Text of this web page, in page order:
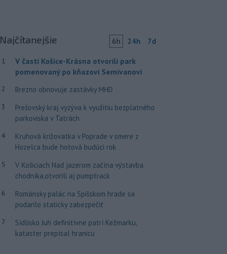
Najčítanejšie 6h 24h 7d
1
V časti Košice-Krásna otvorili park
pomenovaný po kňazovi Semivanovi
2 Brezno obnovuje zastávky MHD
3
Prešovský kraj vyzýva k využitiu bezplatného
parkoviska v Tatrách
4
Kruhová križovatka v Poprade v smere z
Hozelca bude hotová budúci rok
5
V Košiciach Nad jazerom začína výstavba
chodníka,otvorili aj pumptrack
6
Románsky palác na Spišskom hrade sa
podarilo staticky zabezpečiť
7
Sídlisko Juh definitívne patrí Kežmarku,
kataster prepísal hranicu